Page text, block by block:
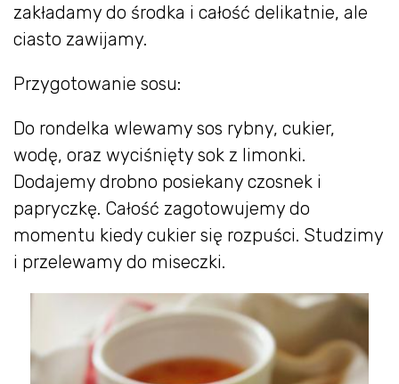
zakładamy do środka i całość delikatnie, ale
ciasto zawijamy.
Przygotowanie sosu:
Do rondelka wlewamy sos rybny, cukier,
wodę, oraz wyciśnięty sok z limonki.
Dodajemy drobno posiekany czosnek i
papryczkę. Całość zagotowujemy do
momentu kiedy cukier się rozpuści. Studzimy
i przelewamy do miseczki.